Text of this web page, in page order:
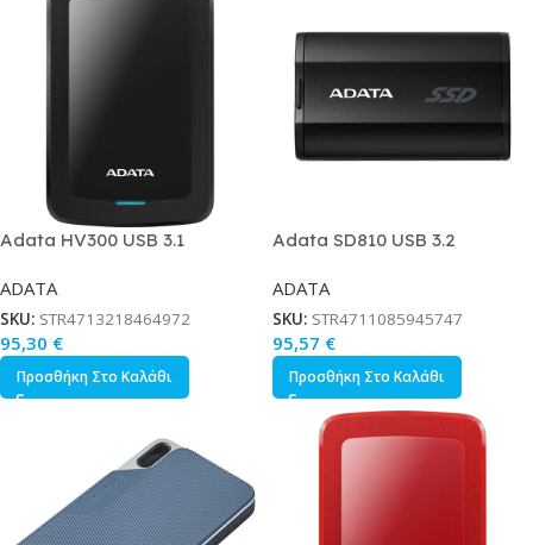
Adata HV300 USB 3.1
Μαύρο
ADATA
SKU: STR4713218464972
95,30 €
Προσθήκη Στο Καλάθι
Adata SD810 USB 3.2
Μαύρο
ADATA
SKU: STR4711085945747
95,57 €
Προσθήκη Στο Καλάθι